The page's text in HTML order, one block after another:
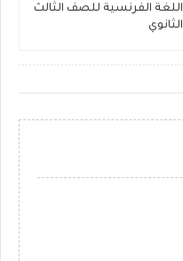
اللغة الفرنسية للصف الثالث
الثانوي